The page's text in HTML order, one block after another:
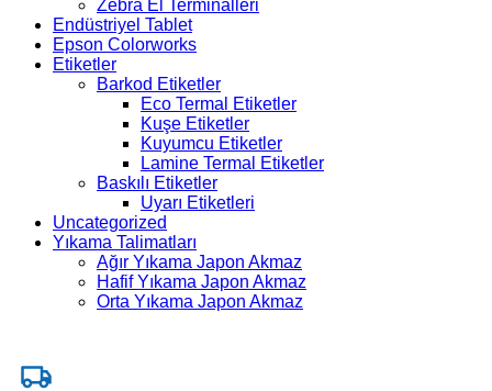
Zebra El Terminalleri
Endüstriyel Tablet
Epson Colorworks
Etiketler
Barkod Etiketler
Eco Termal Etiketler
Kuşe Etiketler
Kuyumcu Etiketler
Lamine Termal Etiketler
Baskılı Etiketler
Uyarı Etiketleri
Uncategorized
Yıkama Talimatları
Ağır Yıkama Japon Akmaz
Hafif Yıkama Japon Akmaz
Orta Yıkama Japon Akmaz